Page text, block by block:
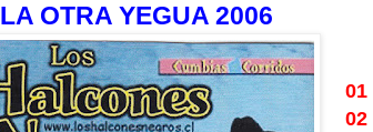
LA OTRA YEGUA 2006
01
02